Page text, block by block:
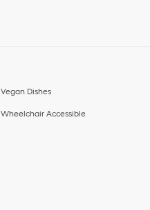
Vegan Dishes
Wheelchair Accessible